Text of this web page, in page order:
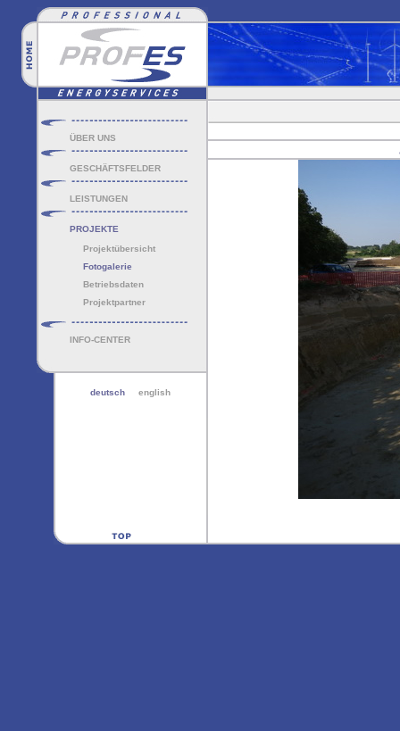
ÜBER UNS
GESCHÄFTSFELDER
LEISTUNGEN
PROJEKTE
Projektübersicht
Fotogalerie
Betriebsdaten
Projektpartner
INFO-CENTER
deutsch english